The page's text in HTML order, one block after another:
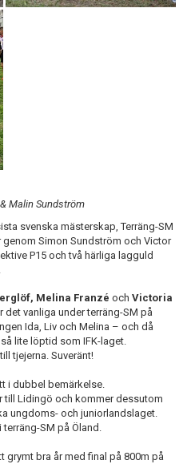
Malin Sundström
svenska mästerskap, Terräng-SM
genom Simon Sundström och Victor
P15 och två härliga lagguld
Melina Franzé och Victoria
vanliga under terräng-SM på
Ida, Liv och Melina – och då
lite löptid som IFK-laget.
tjejerna. Suveränt!
i dubbel bemärkelse.
till Lidingö och kommer dessutom
ungdoms- och juniorlandslaget.
SM på Öland.
grymt bra år med final på 800m på